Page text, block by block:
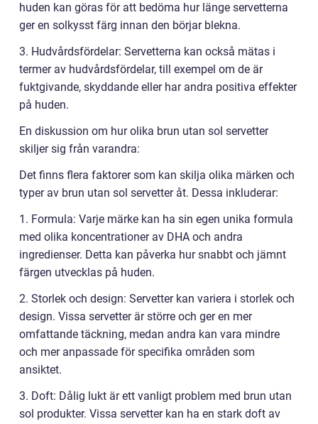
huden kan göras för att bedöma hur länge servetterna
ger en solkysst färg innan den börjar blekna.
3. Hudvårdsfördelar: Servetterna kan också mätas i
termer av hudvårdsfördelar, till exempel om de är
fuktgivande, skyddande eller har andra positiva effekter
på huden.
En diskussion om hur olika brun utan sol servetter
skiljer sig från varandra:
Det finns flera faktorer som kan skilja olika märken och
typer av brun utan sol servetter åt. Dessa inkluderar:
1. Formula: Varje märke kan ha sin egen unika formula
med olika koncentrationer av DHA och andra
ingredienser. Detta kan påverka hur snabbt och jämnt
färgen utvecklas på huden.
2. Storlek och design: Servetter kan variera i storlek och
design. Vissa servetter är större och ger en mer
omfattande täckning, medan andra kan vara mindre
och mer anpassade för specifika områden som
ansiktet.
3. Doft: Dålig lukt är ett vanligt problem med brun utan
sol produkter. Vissa servetter kan ha en stark doft av